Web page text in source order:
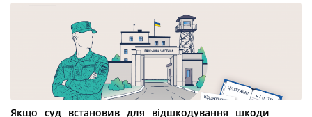
Якщо суд встановив для відшкодування шкоди